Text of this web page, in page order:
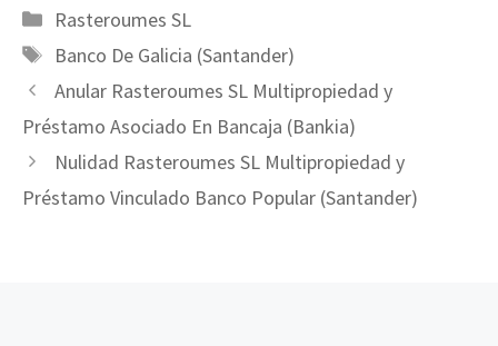
Categorías
Rasteroumes SL
Etiquetas
Banco De Galicia (Santander)
Anular Rasteroumes SL Multipropiedad y
Préstamo Asociado En Bancaja (Bankia)
Nulidad Rasteroumes SL Multipropiedad y
Préstamo Vinculado Banco Popular (Santander)